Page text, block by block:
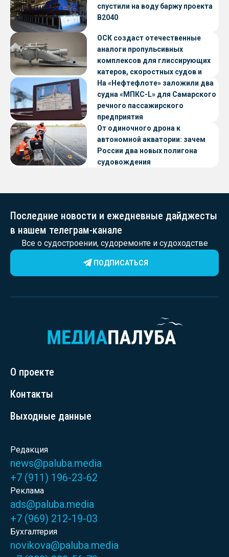
спустили на воду баржу проекта
В2040
ОСК создаст отечественные
аналоги пропульсивных
комплексов для глиссирующих
катеров, скоростных судов и
судов с малой осадкой
На «Нефтефлоте» заложили два
судна «МПКС-L» для Самарского
речного пассажирского
предприятия
От одиночного дрона к
автономной акватории: зачем
России два новых полигона
судовождения
Последние новости и ежедневные дайджесты
в нашем телеграм-канале
Все о судостроении, судоремонте и судоходстве
ПОДПИСАТЬСЯ
О проекте
Контакты
Выходные данные
Редакция
news@paluba.media
+7 (911) 196-23-62
Реклама
ads@paluba.media
+7 (969) 212-19-03
Бухгалтерия
novikova@paluba.media